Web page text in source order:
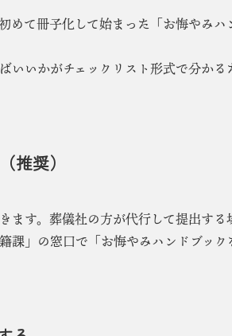
めて冊子化して始まった「お悔やみハ
いいかがチェックリスト形式で分か
推奨）
ます。葬儀社の方が代行して提出す
課」の窓口で「お悔やみハンドブッ